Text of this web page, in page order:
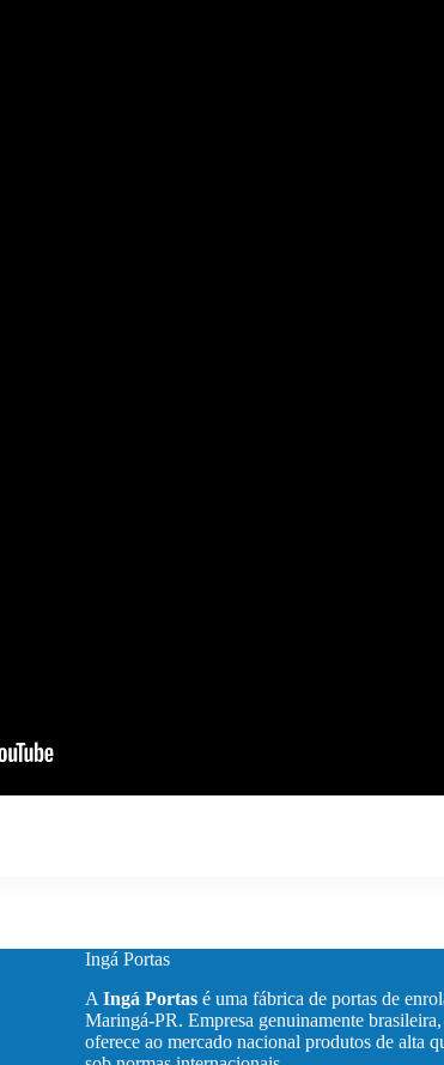
Ingá Portas
AIngá Portas é uma fábrica de portas de
Maringá-PR. Empresa genuinamente
oferece ao mercado nacional produtos de alta